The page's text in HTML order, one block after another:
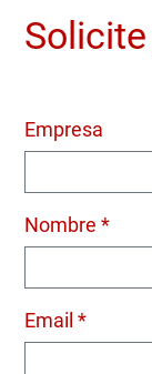
Empresa
Nombre *
Email *